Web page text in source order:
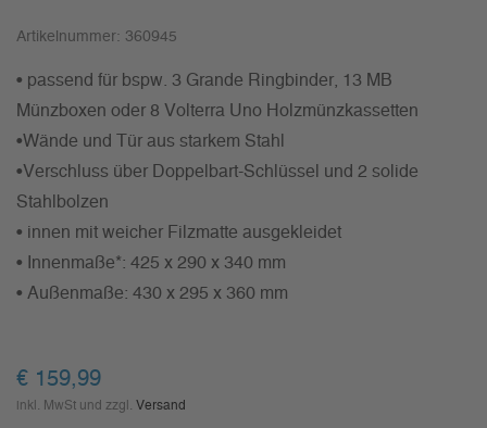
Artikelnummer: 360945
• passend für bspw. 3 Grande Ringbinder, 13 MB
Münzboxen oder 8 Volterra Uno Holzmünzkassetten
•Wände und Tür aus starkem Stahl
•Verschluss über Doppelbart-Schlüssel und 2 solide
Stahlbolzen
• innen mit weicher Filzmatte ausgekleidet
• Innenmaße*: 425 x 290 x 340 mm
• Außenmaße: 430 x 295 x 360 mm
€ 159,99
inkl. MwSt und zzgl. Versand